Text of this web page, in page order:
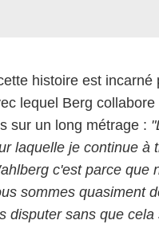
histoire est incarné
lequel Berg collabore
sur un long métrage :
laquelle je continue à
c'est parce que
sommes quasiment
disputer sans que cela